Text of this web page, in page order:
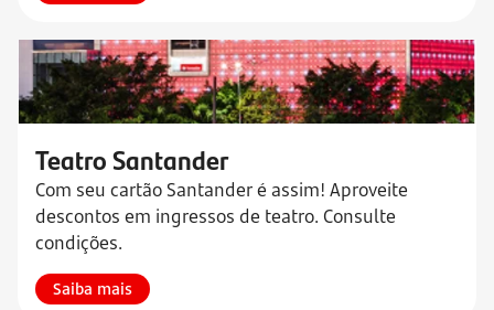
Teatro Santander
Com seu cartão Santander é assim! Aproveite
descontos em ingressos de teatro. Consulte
condições.
Saiba mais